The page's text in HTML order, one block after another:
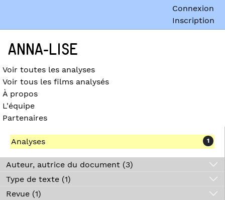
ANNA-LISE
Voir toutes les analyses
Voir tous les films analysés
À propos
L'équipe
Partenaires
Connexion
Inscription
Analyses 1
Auteur, autrice du document (3)
Type de texte (1)
Revue (1)